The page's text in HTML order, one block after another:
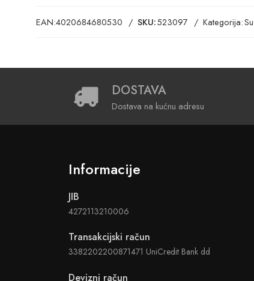
EAN:4020684680530 SKU:523097 Kategorija:
DOSTAVA
Dostava na kućnu adresu
Informacije
JIB
4272113210006
Transakcijski račun
3382202200871471 UniCredit Bank dd
Devizni račun